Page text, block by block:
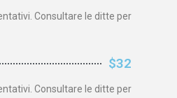
Consultare le ditte per
$32
Consultare le ditte per